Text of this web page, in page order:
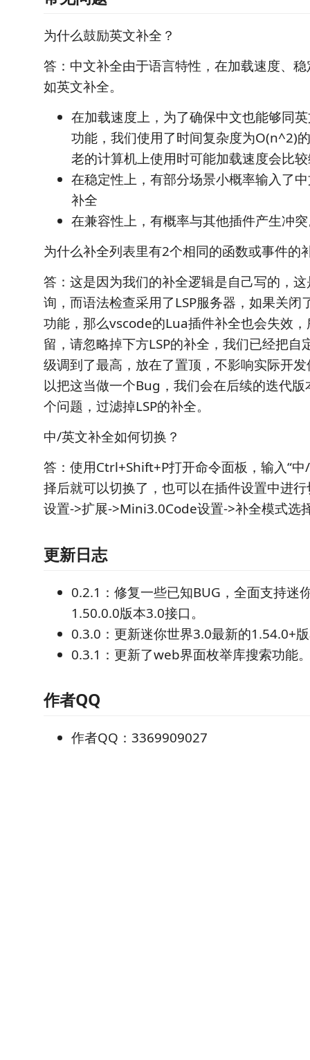
为什么鼓励英文补全？
答：中文补全由于语言特性，在加载速度、
如英文补全。
在加载速度上，为了确保中文也能够同
功能，我们使用了时间复杂度为O(n^2)
老的计算机上使用时可能加载速度会比
在稳定性上，有部分场景小概率输入了
补全
在兼容性上，有概率与其他插件产生冲
为什么补全列表里有2个相同的函数或事件的
答：这是因为我们的补全逻辑是自己写的，
询，而语法检查采用了LSP服务器，如果关闭
功能，那么vscode的Lua插件补全也会失效
留，请忽略掉下方LSP的补全，我们已经把自
级调到了最高，放在了置顶，不影响实际开
以把这当做一个Bug，我们会在后续的迭代
个问题，过滤掉LSP的补全。
中/英文补全如何切换？
答：使用Ctrl+Shift+P打开命令面板，输入“中
择后就可以切换了，也可以在插件设置中进
设置->扩展->Mini3.0Code设置->补全模式选
更新日志
0.2.1：修复一些已知BUG，全面支持迷
1.50.0.0版本3.0接口。
0.3.0：更新迷你世界3.0最新的1.54.0+
0.3.1：更新了web界面枚举库搜索功能
作者QQ
作者QQ：3369909027